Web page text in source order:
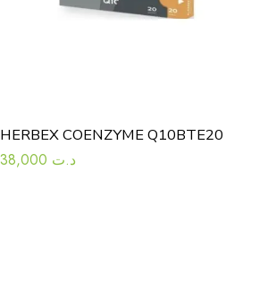
HERBEX COENZYME Q10BTE20
د.ت